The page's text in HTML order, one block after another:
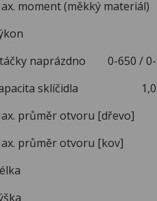
moment (měkký
naprázdno 0-650 / 0-
sklíčidla 1,0 –
průměr otvoru
průměr otvoru
295
102